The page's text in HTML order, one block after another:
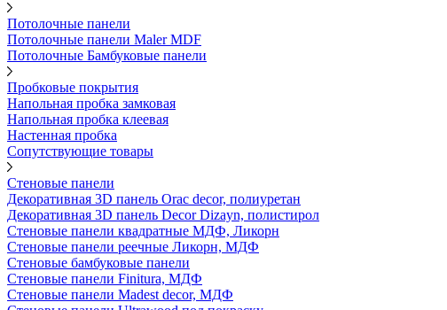
Потолочные панели
Потолочные панели Maler MDF
Потолочные Бамбуковые панели
Пробковые покрытия
Напольная пробка замковая
Напольная пробка клеевая
Настенная пробка
Сопутствующие товары
Стеновые панели
Декоративная 3D панель Orac decor, полиуретан
Декоративная 3D панель Decor Dizayn, полистирол
Стеновые панели квадратные МДФ, Ликорн
Стеновые панели реечные Ликорн, МДФ
Стеновые бамбуковые панели
Стеновые панели Finitura, МДФ
Стеновые панели Madest decor, МДФ